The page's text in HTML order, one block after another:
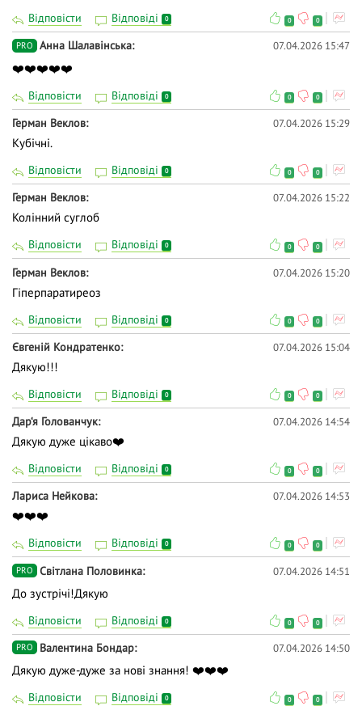
Відповісти Відповіді 0 0 0
PRO Анна Шалавінська 07.04.2026 15:47
❤️❤️❤️❤️❤️
Відповісти Відповіді 0 0 0
Герман Веклов 07.04.2026 15:29
Кубiчнi.
Відповісти Відповіді 0 0 0
Герман Веклов 07.04.2026 15:22
Колiнний суглоб
Відповісти Відповіді 0 0 0
Герман Веклов 07.04.2026 15:20
Гiперпаратиреоз
Відповісти Відповіді 0 0 0
Євгеній Кондратенко 07.04.2026 15:04
Дякую!!!
Відповісти Відповіді 0 0 0
Дар‘я Голованчук 07.04.2026 14:54
Дякую дуже цікаво❤️
Відповісти Відповіді 0 0 0
Лариса Нейкова 07.04.2026 14:53
❤️❤️❤️
Відповісти Відповіді 0 0 0
PRO Світлана Половинка 07.04.2026 14:51
До зустрічі!Дякую
Відповісти Відповіді 0 0 0
PRO Валентина Бондар 07.04.2026 14:50
Дякую дуже-дуже за нові знання! ❤️❤️❤️
Відповісти Відповіді 0 0 0